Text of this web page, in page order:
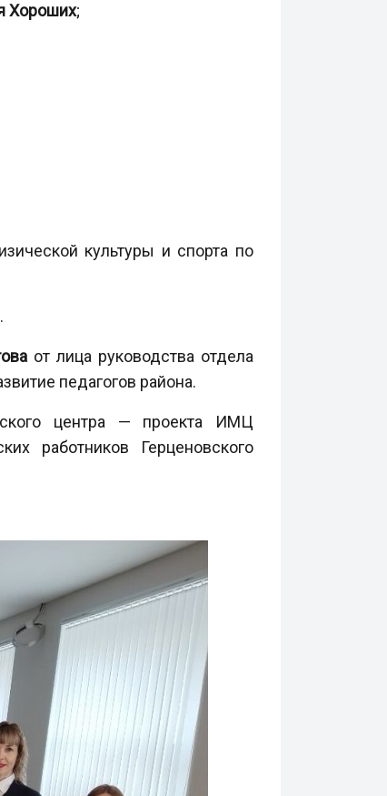
Хороших;
культуры и спорта по
.
от лица руководства отдела
педагогов района.
центра — проекта ИМЦ
работников Герценовского